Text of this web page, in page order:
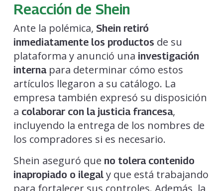
Reacción de Shein
Ante la polémica, Shein retiró
inmediatamente los productos de su
plataforma y anunció una investigación
internapara determinar cómo estos
artículos llegaron a su catálogo. La
empresa también expresó su disposición
a colaborar con la justicia francesa,
incluyendo la entrega de los nombres de
los compradores si es necesario.
Shein aseguró que no tolera contenido
inapropiado o ilegaly que está trabajando